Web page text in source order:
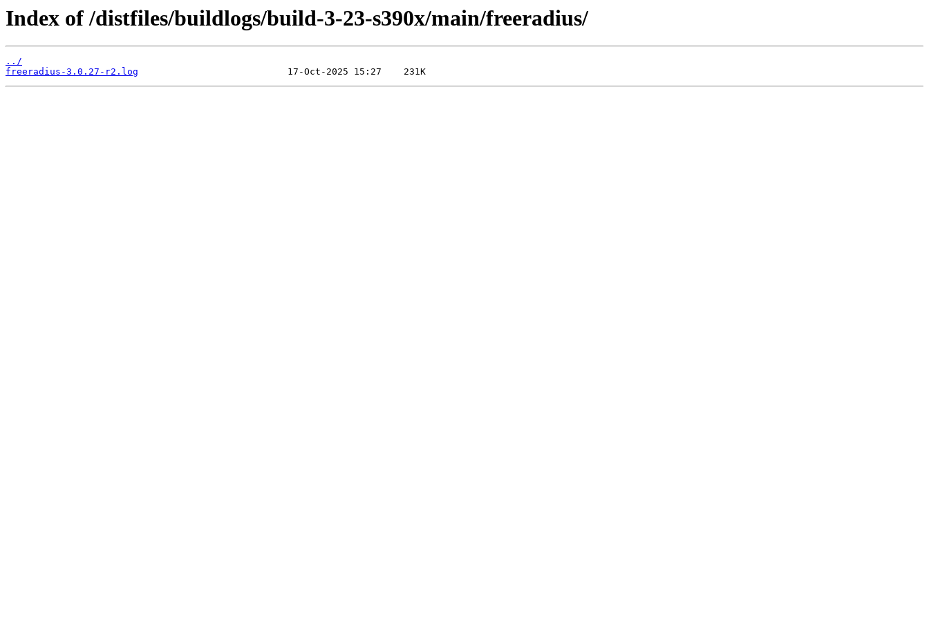
Index of /distfiles/buildlogs/build-3-23-s390x/main/freeradius/
../
freeradius-3.0.27-r2.log